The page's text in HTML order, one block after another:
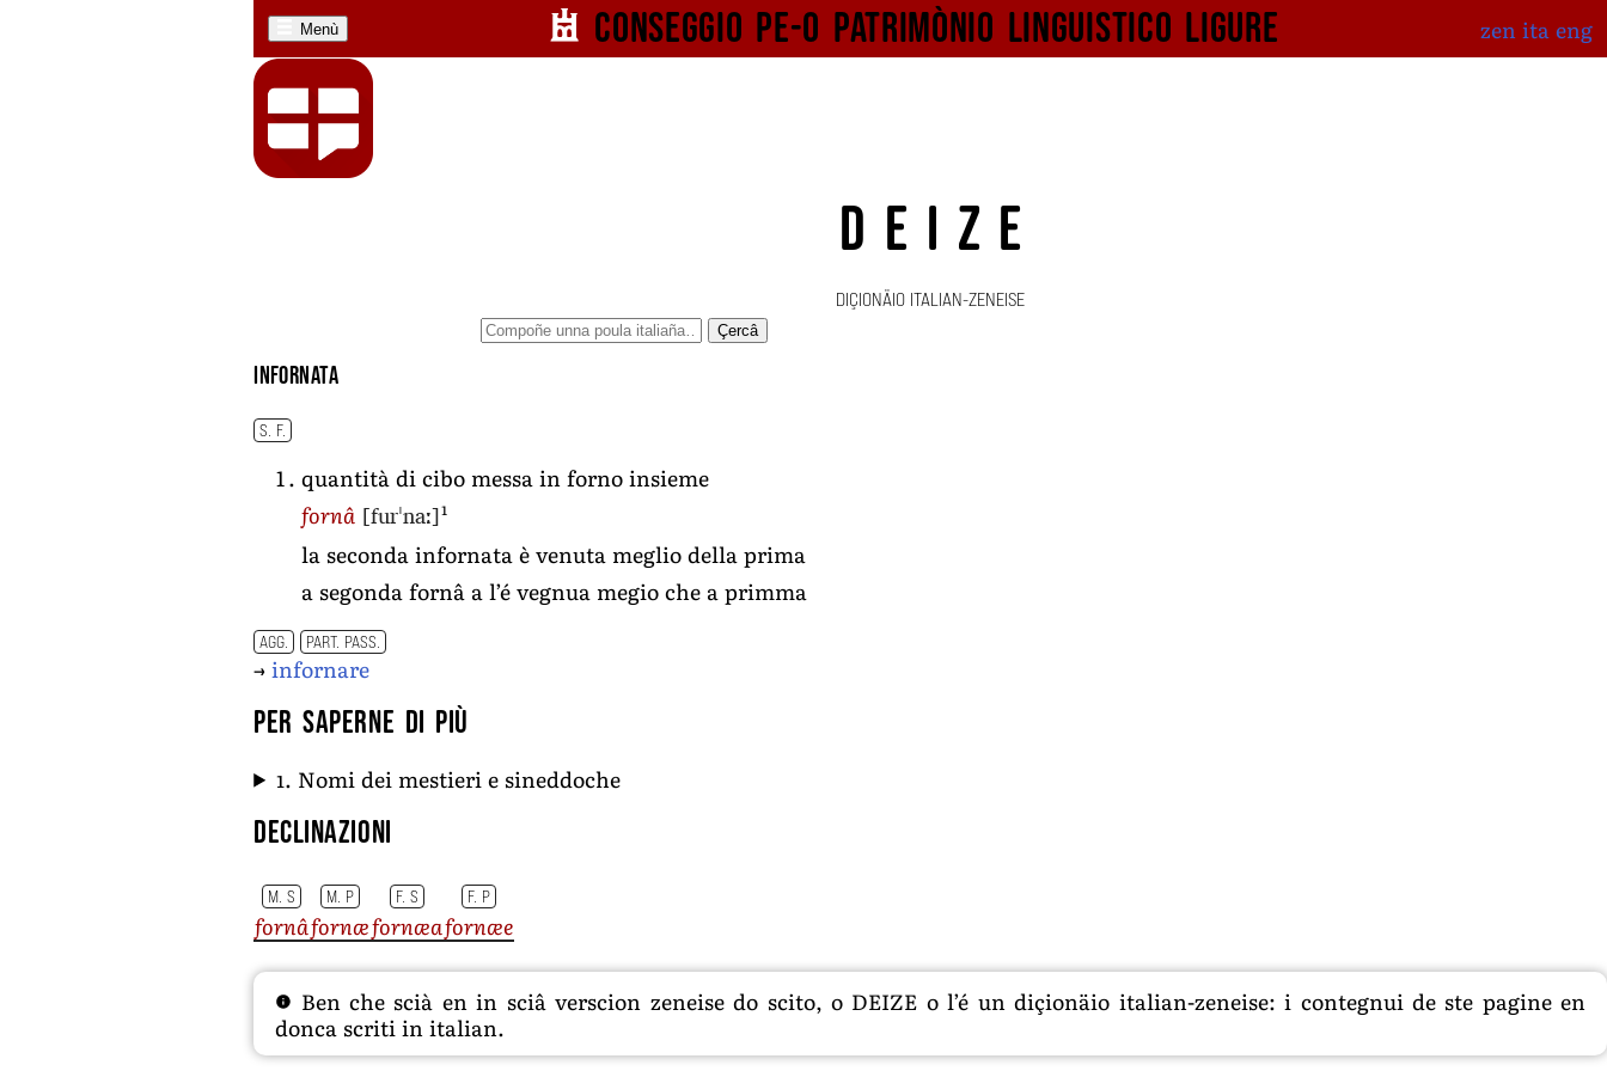
Menù Conseggio pe-o patrimònio linguistico ligure zen ita eng
DEIZE
DIÇIONÄIO ITALIAN-ZENEISE
Çercâ
infornata
S. F.
quantità di cibo messa in forno insieme
fornâ [furˈnaː]1
la seconda infornata è venuta meglio della prima
a segonda fornâ a l’é vegnua megio che a primma
AGG. PART. PASS.
→infornare
Per saperne di più
1. Nomi dei mestieri e sineddoche
Declinazioni
M. S M. P F. S F. P
fornâfornæfornæafornæe
Ben che scià en in sciâ verscion zeneise do scito, o DEIZE o l’é un diçionäio italian-zeneise: i contegnui de ste pagine en
donca scriti in italian.